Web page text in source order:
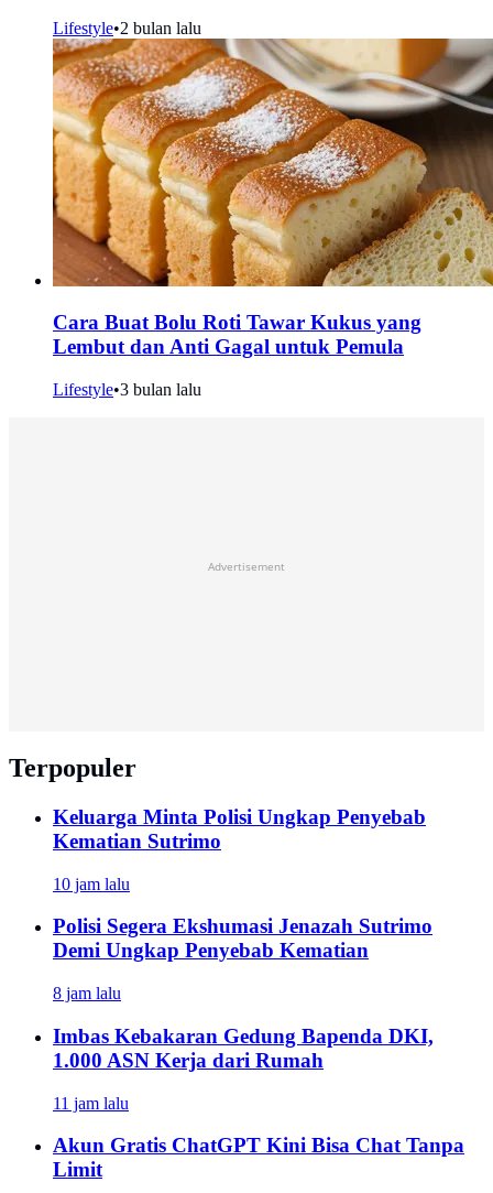
Lifestyle•2 bulan lalu
Cara Buat Bolu Roti Tawar Kukus yang
Lembut dan Anti Gagal untuk Pemula
Lifestyle•3 bulan lalu
Advertisement
Terpopuler
Keluarga Minta Polisi Ungkap Penyebab
Kematian Sutrimo
10 jam lalu
Polisi Segera Ekshumasi Jenazah Sutrimo
Demi Ungkap Penyebab Kematian
8 jam lalu
Imbas Kebakaran Gedung Bapenda DKI,
1.000 ASN Kerja dari Rumah
11 jam lalu
Akun Gratis ChatGPT Kini Bisa Chat Tanpa
Limit